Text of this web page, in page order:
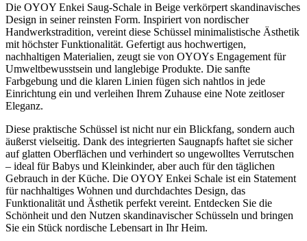
Die OYOY Enkei Saug-Schale in Beige verkörpert skandinavisches
Design in seiner reinsten Form. Inspiriert von nordischer
Handwerkstradition, vereint diese Schüssel minimalistische Ästhetik
mit höchster Funktionalität. Gefertigt aus hochwertigen,
nachhaltigen Materialien, zeugt sie von OYOYs Engagement für
Umweltbewusstsein und langlebige Produkte. Die sanfte
Farbgebung und die klaren Linien fügen sich nahtlos in jede
Einrichtung ein und verleihen Ihrem Zuhause eine Note zeitloser
Eleganz.
Diese praktische Schüssel ist nicht nur ein Blickfang, sondern auch
äußerst vielseitig. Dank des integrierten Saugnapfs haftet sie sicher
auf glatten Oberflächen und verhindert so ungewolltes Verrutschen
– ideal für Babys und Kleinkinder, aber auch für den täglichen
Gebrauch in der Küche. Die OYOY Enkei Schale ist ein Statement
für nachhaltiges Wohnen und durchdachtes Design, das
Funktionalität und Ästhetik perfekt vereint. Entdecken Sie die
Schönheit und den Nutzen skandinavischer Schüsseln und bringen
Sie ein Stück nordische Lebensart in Ihr Heim.